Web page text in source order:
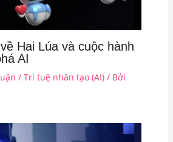
Hai Lúa và cuộc hành
AI
/ Trí tuệ nhân tạo (AI)/ Bởi